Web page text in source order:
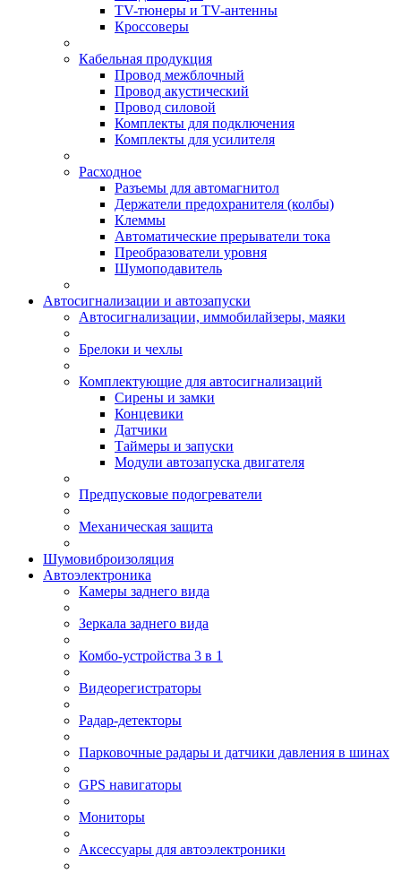
TV-тюнеры и TV-антенны
Кроссоверы
Кабельная продукция
Провод межблочный
Провод акустический
Провод силовой
Комплекты для подключения
Комплекты для усилителя
Расходное
Разъемы для автомагнитол
Держатели предохранителя (колбы)
Клеммы
Автоматические прерыватели тока
Преобразователи уровня
Шумоподавитель
Автосигнализации и автозапуски
Автосигнализации, иммобилайзеры, маяки
Брелоки и чехлы
Комплектующие для автосигнализаций
Сирены и замки
Концевики
Датчики
Таймеры и запуски
Модули автозапуска двигателя
Предпусковые подогреватели
Механическая защита
Шумовиброизоляция
Автоэлектроника
Камеры заднего вида
Зеркала заднего вида
Комбо-устройства 3 в 1
Видеорегистраторы
Радар-детекторы
Парковочные радары и датчики давления в шинах
GPS навигаторы
Мониторы
Аксессуары для автоэлектроники